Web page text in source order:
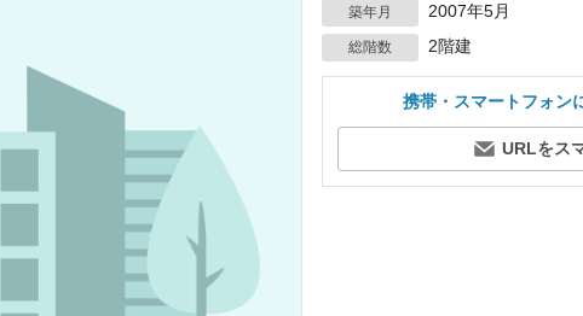
築年月 2007年5月
総階数 2階建
携帯・スマートフォン
URLをス